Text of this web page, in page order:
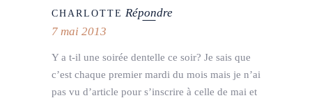
CHARLOTTE Répondre
7 mai 2013
Y a t-il une soirée dentelle ce soir? Je sais que
c’est chaque premier mardi du mois mais je n’ai
pas vu d’article pour s’inscrire à celle de mai et